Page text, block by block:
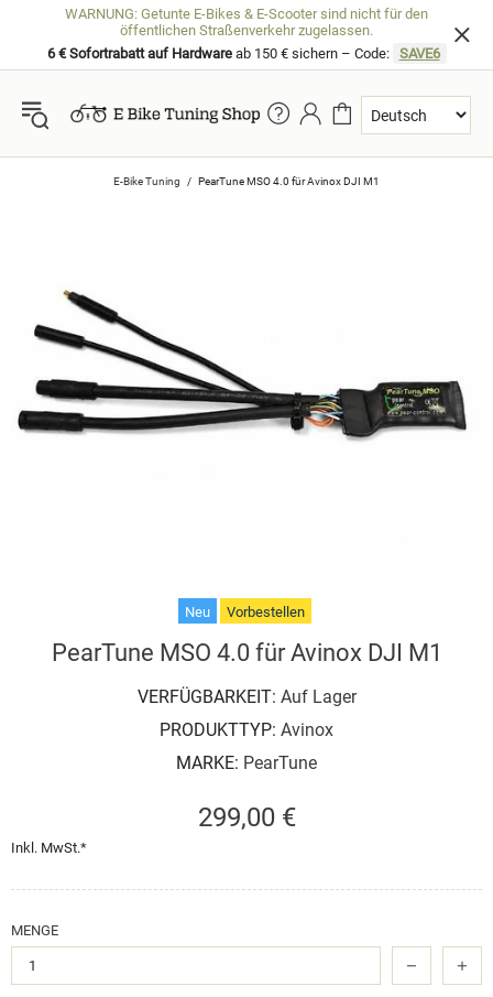
WARNUNG: Getunte E-Bikes & E-Scooter sind nicht für den
öffentlichen Straßenverkehr zugelassen.
6 € Sofortrabatt auf Hardwareab 150 € sichern – Code: SAVE6
E-Bike Tuning PearTune MSO 4.0 für Avinox DJI M1
Neu Vorbestellen
PearTune MSO 4.0 für Avinox DJI M1
VERFÜGBARKEIT: Auf Lager
PRODUKTTYP: Avinox
MARKE: PearTune
299,00 €
Inkl. MwSt.*
MENGE